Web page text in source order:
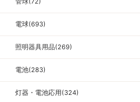
電球(693)
照明器具用品(269)
電池(283)
灯器・電池応用(324)